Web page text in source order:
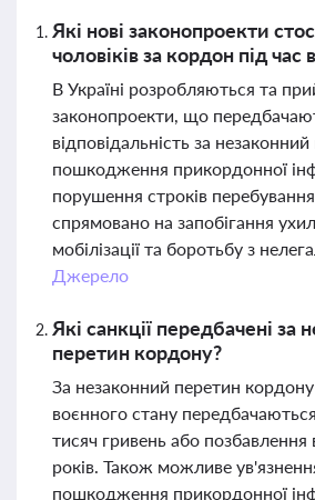
Які нові законопроекти
чоловіків за кордон під час
В Україні розробляються та
законопроекти, що
відповідальність за
пошкодження прикордонної
порушення строків
спрямовано на запобігання
мобілізації та боротьбу з
Джерело
Які санкції передбачені за
перетин кордону?
За незаконний перетин
воєнного стану
тисяч гривень або позбавлення
років. Також можливе
пошкодження прикордонної